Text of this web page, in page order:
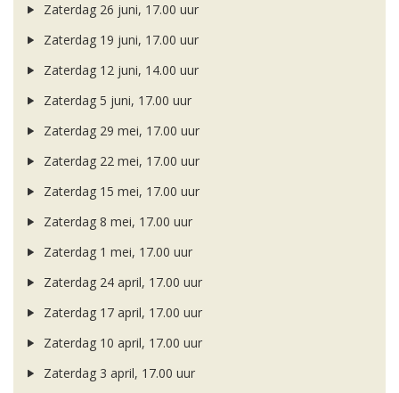
Zaterdag 26 juni, 17.00 uur
Zaterdag 19 juni, 17.00 uur
Zaterdag 12 juni, 14.00 uur
Zaterdag 5 juni, 17.00 uur
Zaterdag 29 mei, 17.00 uur
Zaterdag 22 mei, 17.00 uur
Zaterdag 15 mei, 17.00 uur
Zaterdag 8 mei, 17.00 uur
Zaterdag 1 mei, 17.00 uur
Zaterdag 24 april, 17.00 uur
Zaterdag 17 april, 17.00 uur
Zaterdag 10 april, 17.00 uur
Zaterdag 3 april, 17.00 uur